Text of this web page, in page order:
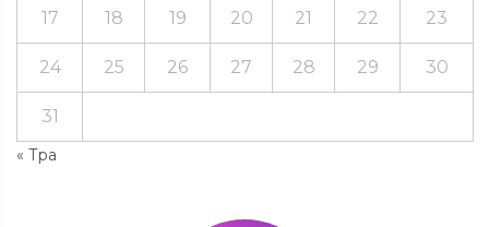
« Тра
17 18 19 20 21 22 23
24 25 26 27 28 29 30
31